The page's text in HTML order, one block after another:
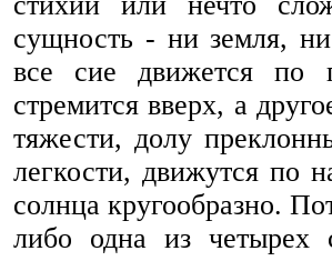
сущность - ни земля,
все сие движется по
стремится вверх, а
тяжести, долу
легкости, движутся по
солнца кругообразно.
либо одна из